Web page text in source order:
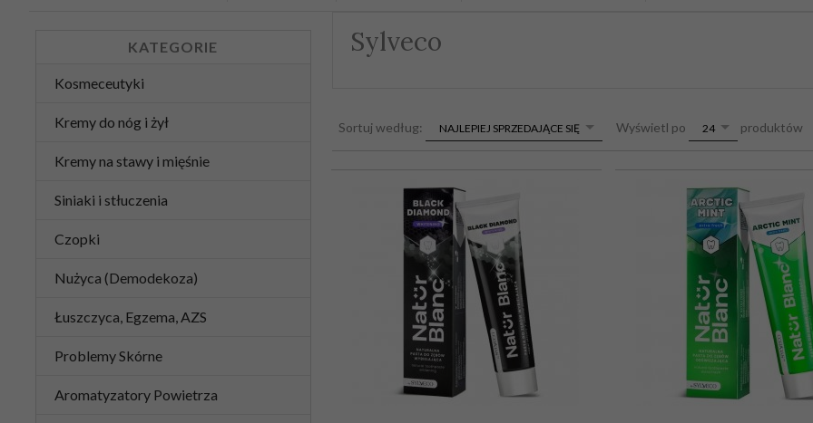
KATEGORIE
Kosmeceutyki
Kremy do nóg i żył
Kremy na stawy i mięśnie
Siniaki i stłuczenia
Czopki
Nużyca (Demodekoza)
Łuszczyca, Egzema, AZS
Problemy Skórne
Aromatyzatory Powietrza
Sylveco
Sortuj według: sortNAJLEPIEJ SPRZEDAJĄCE SIĘ Wyświetl po pop24 produktów